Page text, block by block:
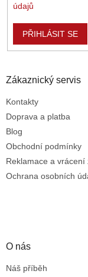
údajů
PŘIHLÁSIT SE
Zákaznický servis
Kontakty
Doprava a platba
Blog
Obchodní podmínky
Reklamace a vrácení
Ochrana osobních
O nás
Náš příběh